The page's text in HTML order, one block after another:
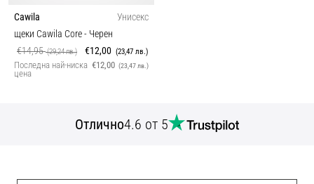
Cawila
Унисекс
щеки Cawila Core- Черен
€14,95(29,24 лв.) €12,00 (23,47 лв.)
Последна най-ниска
цена
€12,00 (23,47 лв.)
Отлично4.6 от 5